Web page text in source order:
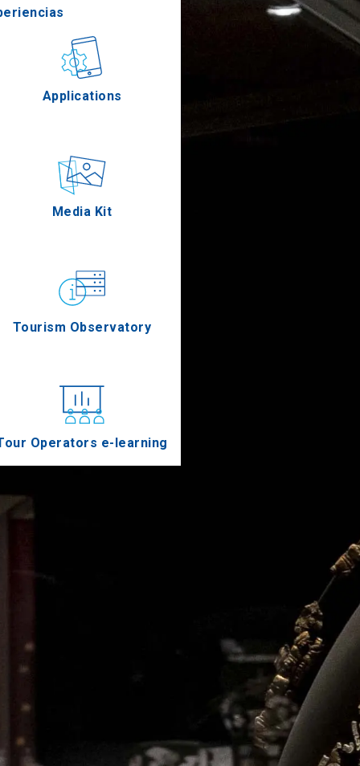
Applications
Media Kit
Tourism Observatory
Operators e-learning